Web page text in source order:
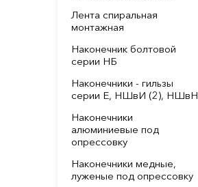
Лента спиральная
монтажная
Наконечник болтовой
серии НБ
Наконечники - гильзы
серии Е, НШвИ (2), НШвН
Наконечники
алюминиевые под
опрессовку
Наконечники медные,
луженые под опрессовку